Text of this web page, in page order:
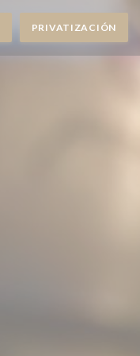
PRIVATIZACIÓN